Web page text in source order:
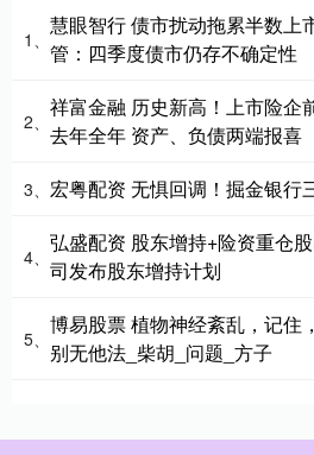
1、
慧眼智行 债市扰动拖累半数上
管：四季度债市仍存不确定性
2、
祥富金融 历史新高！上市险企
去年全年 资产、负债两端报喜
3、 宏粤配资 无惧回调！掘金银行
4、
弘盛配资 股东增持+险资重仓
司发布股东增持计划
5、
博易股票 植物神经紊乱，记住
别无他法_柴胡_问题_方子